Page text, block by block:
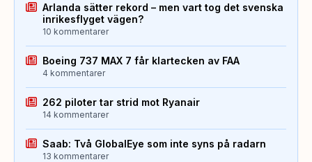
Arlanda sätter rekord – men vart tog det svenska
inrikesflyget vägen?
10 kommentarer
Boeing 737 MAX 7 får klartecken av FAA
4 kommentarer
262 piloter tar strid mot Ryanair
14 kommentarer
Saab: Två GlobalEye som inte syns på radarn
13 kommentarer